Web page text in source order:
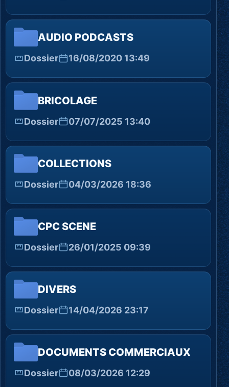
AUDIO PODCASTS
Dossier 16/08/2020 13:49
BRICOLAGE
Dossier 07/07/2025 13:40
COLLECTIONS
Dossier 04/03/2026 18:36
CPC SCENE
Dossier 26/01/2025 09:39
DIVERS
Dossier 14/04/2026 23:17
DOCUMENTS COMMERCIAUX
Dossier 08/03/2026 12:29